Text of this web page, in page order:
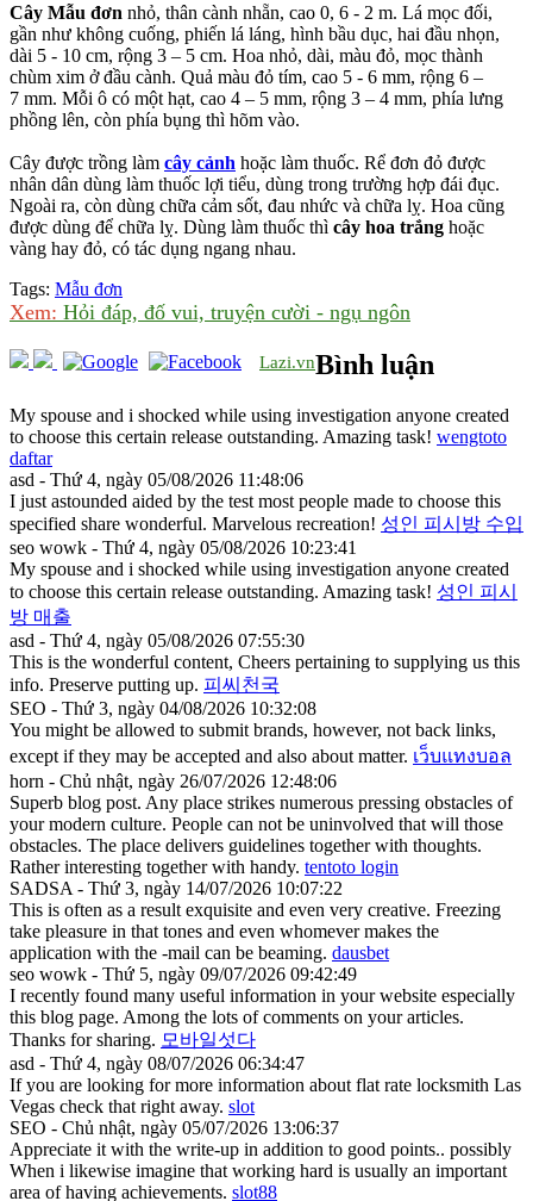
Cây Mẫu đơn nhỏ, thân cành nhẵn, cao 0, 6 - 2 m. Lá mọc đối,
gần như không cuống, phiến lá láng, hình bầu dục, hai đầu nhọn,
dài 5 - 10 cm, rộng 3 – 5 cm. Hoa nhỏ, dài, màu đỏ, mọc thành
chùm xim ở đầu cành. Quả màu đỏ tím, cao 5 - 6 mm, rộng 6 –
7 mm. Mỗi ô có một hạt, cao 4 – 5 mm, rộng 3 – 4 mm, phía lưng
phồng lên, còn phía bụng thì hõm vào.
Cây được trồng làm cây cảnh hoặc làm thuốc. Rể đơn đỏ được
nhân dân dùng làm thuốc lợi tiểu, dùng trong trường hợp đái đục.
Ngoài ra, còn dùng chữa cảm sốt, đau nhức và chữa lỵ. Hoa cũng
được dùng để chữa lỵ. Dùng làm thuốc thì cây hoa trắng hoặc
vàng hay đỏ, có tác dụng ngang nhau.
Tags: Mẫu đơn
Xem: Hỏi đáp, đố vui, truyện cười - ngụ ngôn
Lazi.vnBình luận
My spouse and i shocked while using investigation anyone created
to choose this certain release outstanding. Amazing task! wengtoto
daftar
asd - Thứ 4, ngày 05/08/2026 11:48:06
I just astounded aided by the test most people made to choose this
specified share wonderful. Marvelous recreation! 성인 피시방 수입
seo wowk - Thứ 4, ngày 05/08/2026 10:23:41
My spouse and i shocked while using investigation anyone created
to choose this certain release outstanding. Amazing task! 성인 피시
방 매출
asd - Thứ 4, ngày 05/08/2026 07:55:30
This is the wonderful content, Cheers pertaining to supplying us this
info. Preserve putting up. 피씨천국
SEO - Thứ 3, ngày 04/08/2026 10:32:08
You might be allowed to submit brands, however, not back links,
except if they may be accepted and also about matter. เว็บแทงบอล
horn - Chủ nhật, ngày 26/07/2026 12:48:06
Superb blog post. Any place strikes numerous pressing obstacles of
your modern culture. People can not be uninvolved that will those
obstacles. The place delivers guidelines together with thoughts.
Rather interesting together with handy. tentoto login
SADSA - Thứ 3, ngày 14/07/2026 10:07:22
This is often as a result exquisite and even very creative. Freezing
take pleasure in that tones and even whomever makes the
application with the -mail can be beaming. dausbet
seo wowk - Thứ 5, ngày 09/07/2026 09:42:49
I recently found many useful information in your website especially
this blog page. Among the lots of comments on your articles.
Thanks for sharing. 모바일섯다
asd - Thứ 4, ngày 08/07/2026 06:34:47
If you are looking for more information about flat rate locksmith Las
Vegas check that right away. slot
SEO - Chủ nhật, ngày 05/07/2026 13:06:37
Appreciate it with the write-up in addition to good points.. possibly
When i likewise imagine that working hard is usually an important
area of having achievements. slot88